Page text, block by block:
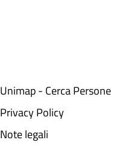
Unimap - Cerca Persone
Privacy Policy
Note legali